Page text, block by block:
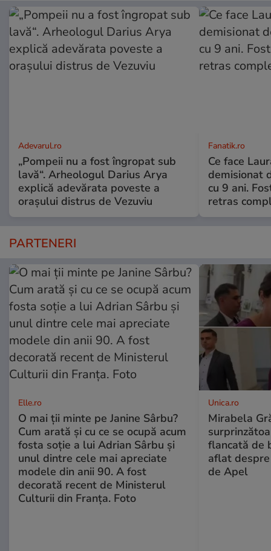
Adevarul.ro
„Pompeii nu a fost îngropat sub
lavă“. Arheologul Darius Arya
explică adevărata poveste a
orașului distrus de Vezuviu
Fanatik.ro
Ce face
demisionat
cu 9 ani.
retras
PARTENERI
Elle.ro
O mai ții minte pe Janine Sârbu?
Cum arată și cu ce se ocupă acum
fosta soție a lui Adrian Sârbu și
unul dintre cele mai apreciate
modele din anii 90. A fost
decorată recent de Ministerul
Culturii din Franța. Foto
Unica.ro
Mirabela
flancată de
aflat
de Apel